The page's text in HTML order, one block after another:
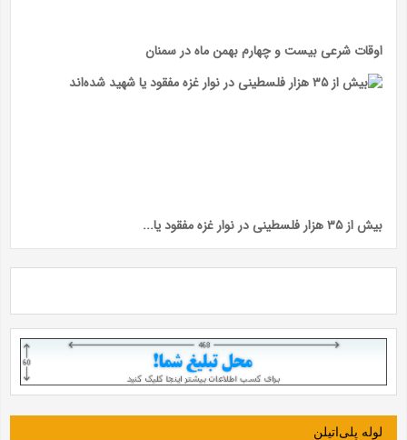
اوقات شرعی بیست و چهارم بهمن ماه در سمنان
بیش از ۳۵ هزار فلسطینی در نوار غزه مفقود یا...
لوله‌ پلی‌اتیلن